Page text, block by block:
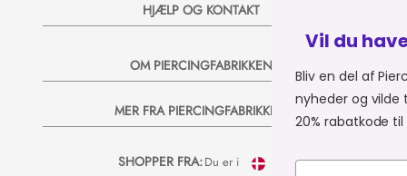
HJÆLP OG KONTAKT
OM PIERCINGFABRIKKEN
MER FRA PIERCINGFABRIKKEN
SHOPPER FRA:Du er i
Vil du have 20% på dit
Bliv en del af Piercingfabrikkens
nyheder og vilde tilbud på e-mail, så
20% rabatkode til dit næste køb 💞